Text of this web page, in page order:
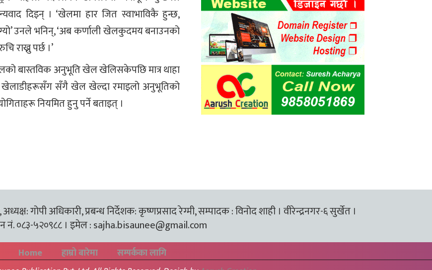
दिइन् । ‘खेलमा हार जित स्वाभाविकै हुन्छ,
उनले भनिन्, ‘अब कर्णाली खेलकुदमय बनाउनको
पर्छ ।’
बास्तविक अनुभूति खेल खेलिसकेपछि मात्र थाहा
सँगै खेल खेल्दा रमाइलो अनुभूतिको
नियमित हुनु पर्ने बताइत् ।
गोपी अधिकारी, प्रबन्ध निर्देशक: कृष्णप्रसाद रेग्मी, सम्पादक : विनोद शाही । वीरेन्द्रनगर-६ सुर्खेत ।
नं. ०८३-५२०९८८ । इमेल :sajha.bisaunee@gmail.com
Home हाम्रो बारेमा सम्पर्कका लागि